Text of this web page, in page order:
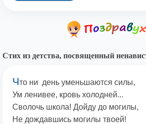
Стих из детства, посвященный
Что ни день уменьшаются силы,
Ум ленивее, кровь холодней...
Сволочь школа! Дойду до могилы,
Не дождавшись могилы твоей!